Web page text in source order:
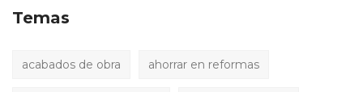
Temas
acabados de obra ahorrar en reformas